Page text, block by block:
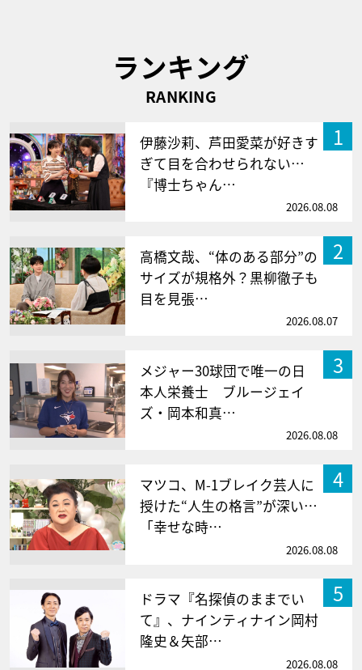
ランキング
RANKING
1
伊藤沙莉、芦田愛菜が好きす
ぎて目を合わせられない…
『博士ちゃん…
2026.08.08
2
高橋文哉、“体のある部分”の
サイズが規格外？黒柳徹子も
目を見張…
2026.08.07
3
メジャー30球団で唯一の日
本人栄養士 ブルージェイ
ズ・岡本和真…
2026.08.08
4
マツコ、M-1ブレイク芸人に
授けた“人生の格言”が深い…
「幸せな時…
2026.08.08
5
ドラマ『名探偵のままでい
て』、ナインティナイン岡村
隆史＆矢部…
2026.08.08